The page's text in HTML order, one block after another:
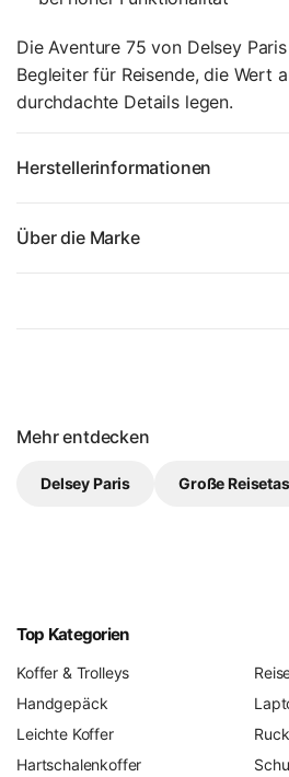
Die Aventure 75 von Delsey
Begleiter für Reisende, die Wert
durchdachte Details legen.
Herstellerinformationen
Über die Marke
Mehr entdecken
Delsey Paris Große
Top Kategorien
Koffer & Trolleys
Handgepäck
Leichte Koffer
Hartschalenkoffer